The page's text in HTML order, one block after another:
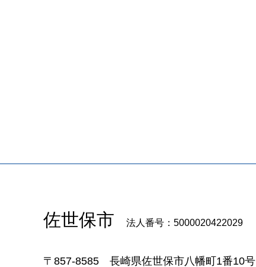
佐世保市 法人番号：5000020422029
〒857-8585 長崎県佐世保市八幡町1番10号